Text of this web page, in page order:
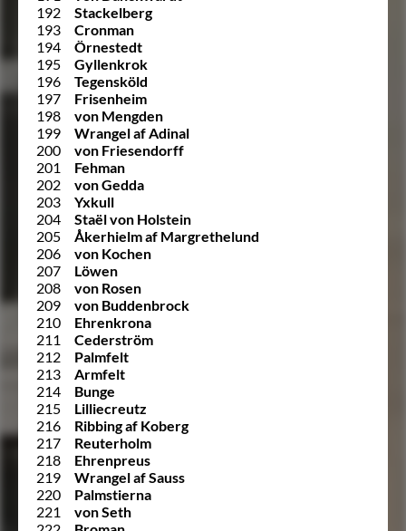
192
Stackelberg
193
Cronman
194
Örnestedt
195
Gyllenkrok
196
Tegensköld
197
Frisenheim
198
von Mengden
199
Wrangel af Adinal
200
von Friesendorff
201
Fehman
202
von Gedda
203
Yxkull
204
Staël von Holstein
205
Åkerhielm af Margrethelund
206
von Kochen
207
Löwen
208
von Rosen
209
von Buddenbrock
210
Ehrenkrona
211
Cederström
212
Palmfelt
213
Armfelt
214
Bunge
215
Lilliecreutz
216
Ribbing af Koberg
217
Reuterholm
218
Ehrenpreus
219
Wrangel af Sauss
220
Palmstierna
221
von Seth